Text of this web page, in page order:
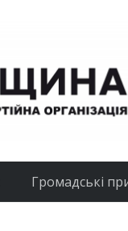
Громадські